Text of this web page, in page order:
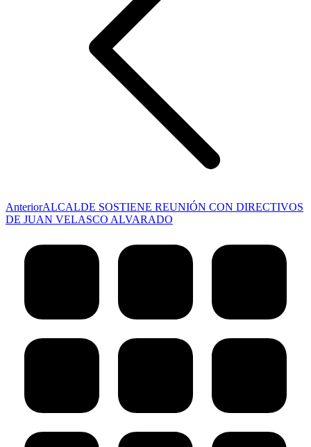
AnteriorPublicación
anterior:
ALCALDE SOSTIENE REUNIÓN CON DIRECTIVOS
DE JUAN VELASCO ALVARADO